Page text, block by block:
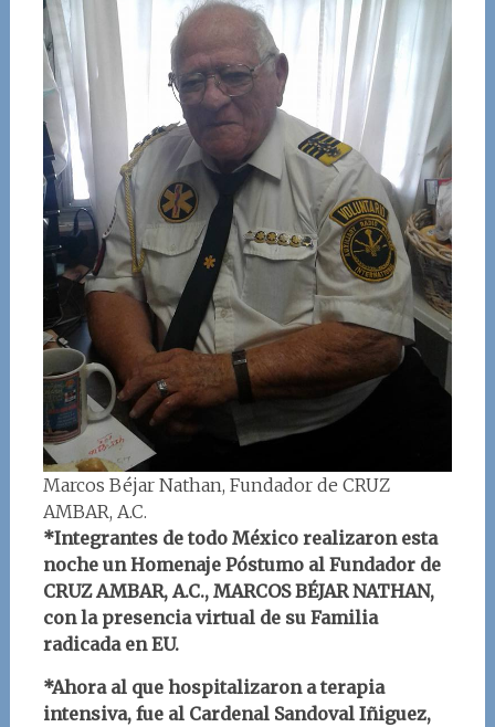
Marcos Béjar Nathan, Fundador de CRUZ
AMBAR, A.C.
*Integrantes de todo México realizaron esta
noche un Homenaje Póstumo al Fundador de
CRUZ AMBAR, A.C., MARCOS BÉJAR NATHAN,
con la presencia virtual de su Familia
radicada en EU.
*Ahora al que hospitalizaron a terapia
intensiva, fue al Cardenal Sandoval Iñiguez,